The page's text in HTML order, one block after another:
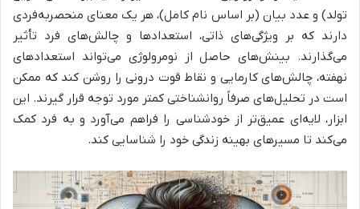
تولد) و عدد بیان (بر اساس نام کامل)، هر یک معنای منحصربه‌فردی
دارند که بر ویژگی‌های ذاتی، استعدادها و چالش‌های فرد تأثیر
می‌گذارند. بینش‌های حاصل از نومرولوژی می‌تواند استعدادهای
نهفته، چالش‌های کارمایی و نقاط قوت درونی را روشن کند که ممکن
است در تحلیل‌های صرفاً روانشناختی کمتر مورد توجه قرار گیرند. این
ابزار، لایه‌ای عمیق‌تر از خودشناسی را فراهم می‌آورد و به فرد کمک
می‌کند تا مسیرهای بهینه زندگی خود را شناسایی کند.